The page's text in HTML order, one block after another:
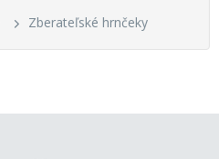
Zberateľské hrnčeky